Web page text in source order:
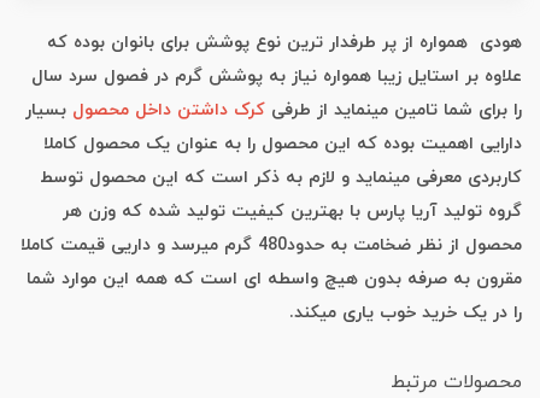
هودی همواره از پر طرفدار ترین نوع پوشش برای بانوان بوده که
علاوه بر استایل زیبا همواره نیاز به پوشش گرم در فصول سرد سال
را برای شما تامین مینماید از طرفی کرک داشتن داخل محصول بسیار
دارایی اهمیت بوده که این محصول را به عنوان یک محصول کاملا
کاربردی معرفی مینماید و لازم به ذکر است که این محصول توسط
گروه تولید آریا پارس با بهترین کیفیت تولید شده که وزن هر
محصول از نظر ضخامت به حدود480 گرم میرسد و داریی قیمت کاملا
مقرون به صرفه بدون هیچ واسطه ای است که همه این موارد شما
را در یک خرید خوب یاری میکند.
محصولات مرتبط